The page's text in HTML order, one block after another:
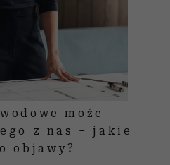
może
z nas – jakie
objawy?